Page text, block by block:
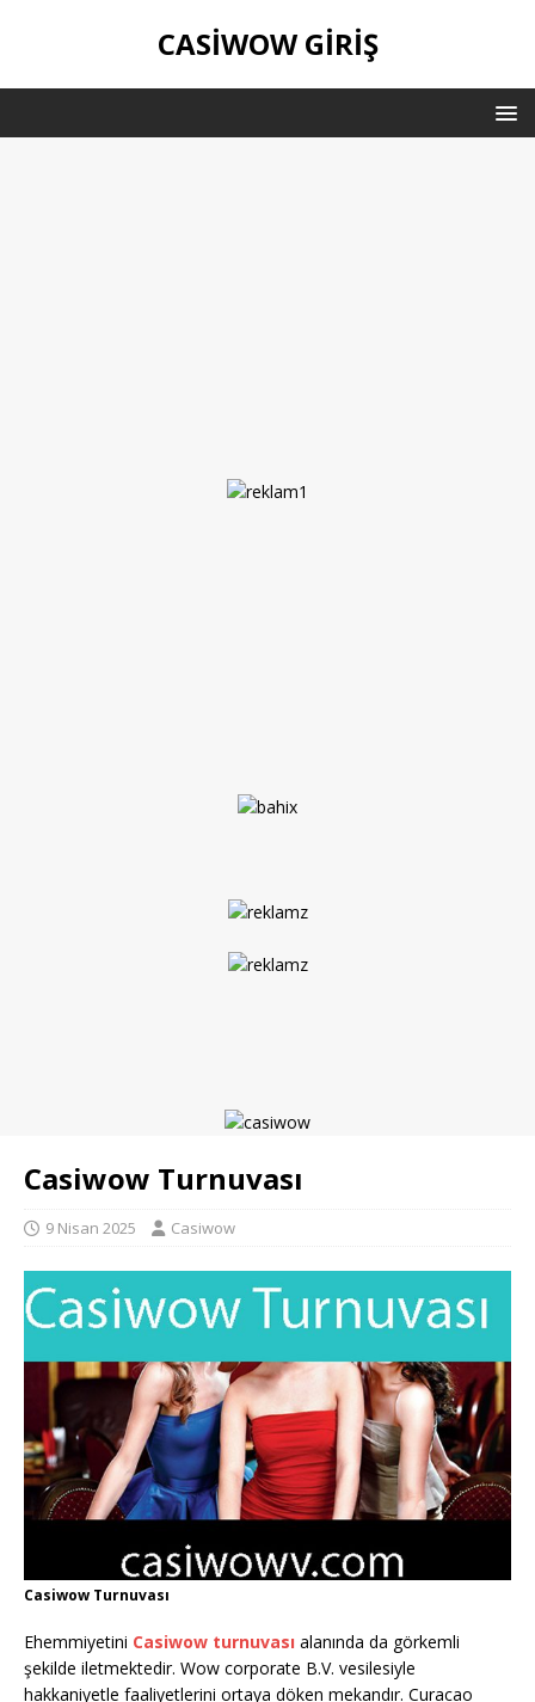
CASIWOW GIRIŞ
Casiwow Turnuvası
9 Nisan 2025 Casiwow
Casiwow Turnuvası
Ehemmiyetini Casiwow turnuvası alanında da görkemli
şekilde iletmektedir. Wow corporate B.V. vesilesiyle
hakkaniyetle faaliyetlerini ortaya döken mekandır. Curacao